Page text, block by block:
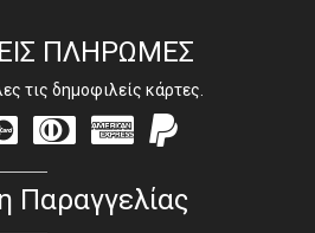
ΠΛΗΡΩΜΕΣ
τις δημοφιλείς κάρτες.
Mastercard
Diners
Club
AmexPayPal
Παραγγελίας